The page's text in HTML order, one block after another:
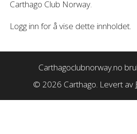
Carthago Club Norway.
Logg inn for å vise dette innholdet.
Carthagoclubnorway.no
© 2026 Carthago. Levert av